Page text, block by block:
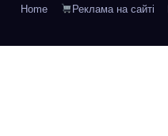
Home Реклама на сайті